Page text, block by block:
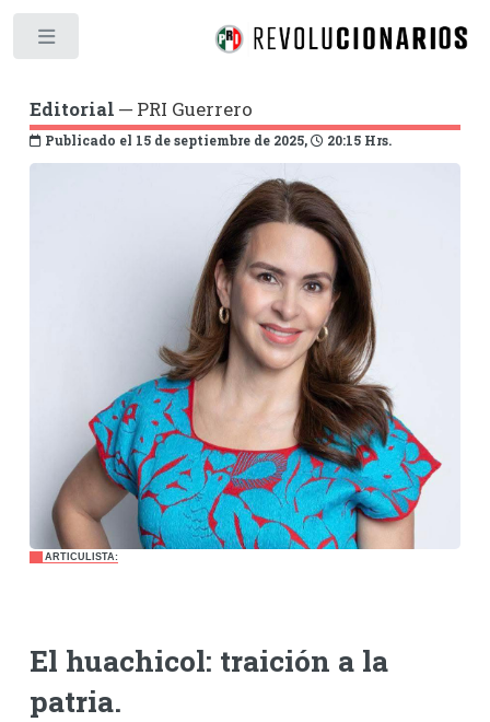
Editorial ─ PRI Guerrero
Publicado el 15 de septiembre de 2025, 20:15 Hrs.
El huachicol: traición a la
patria.
ARTICULISTA: